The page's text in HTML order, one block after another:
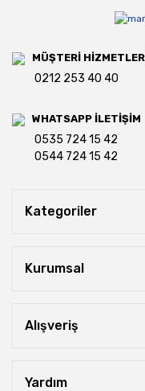
MÜŞTERİ
0212 253 40 40
WHATSAPP İLETİŞİM
0535 724 15 42
0544 724 15 42
Kategoriler
Kurumsal
Alışveriş
Yardım